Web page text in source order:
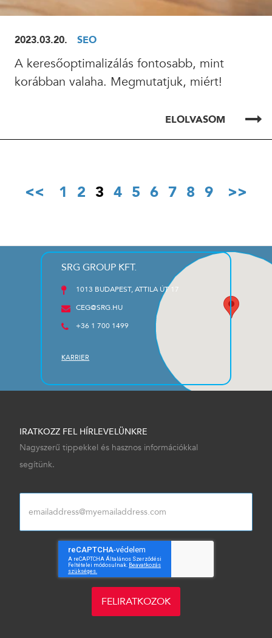
2023.03.20. SEO
A keresőoptimalizálás fontosabb, mint
korábban valaha. Megmutatjuk, miért!
ELOLVASOM
1 2 3 4 5 6 7 8 9
SRG GROUP KFT.
1013 BUDAPEST, ATTILA ÚT 17
CEG@SRG.HU
+36 1 700 1499
KARRIER
IRATKOZZ FEL HÍRLEVELÜNKRE
Nagyszerű tippekkel és hasznos információkkal
segítünk.
FELIRATKOZOK